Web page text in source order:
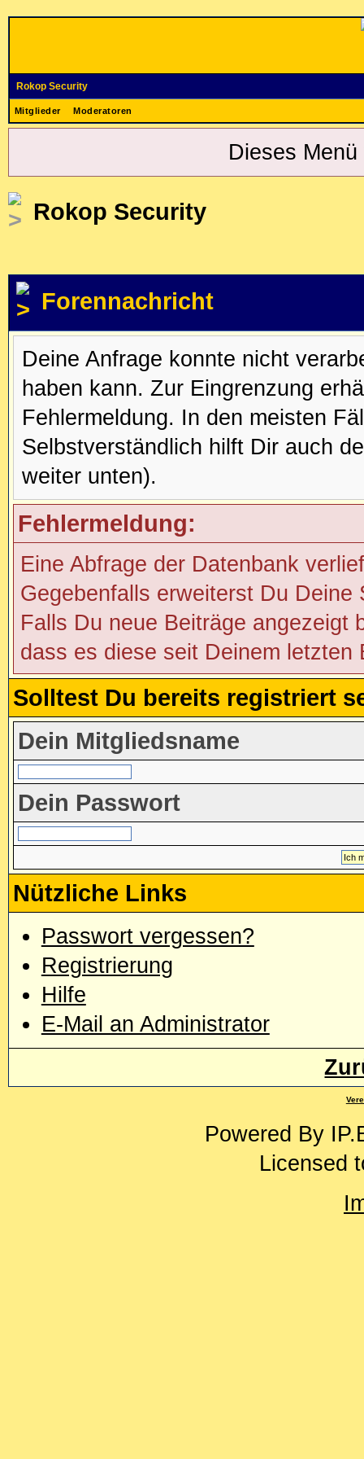
Rokop Security
Mitglieder Moderatoren
Dieses
Rokop Security
Forennachricht
Deine Anfrage konnte nicht
haben kann. Zur Eingrenzung
Fehlermeldung. In den meisten
Selbstverständlich hilft Dir auch
weiter unten).
Fehlermeldung:
Eine Abfrage der Datenbank
Gegebenfalls erweiterst Du Deine
Falls Du neue Beiträge angezeigt
dass es diese seit Deinem letzten
Solltest Du bereits registriert
Dein Mitgliedsname
Dein Passwort
Nützliche Links
Passwort vergessen?
Registrierung
Hilfe
E-Mail an Administrator
Powered By
Licensed